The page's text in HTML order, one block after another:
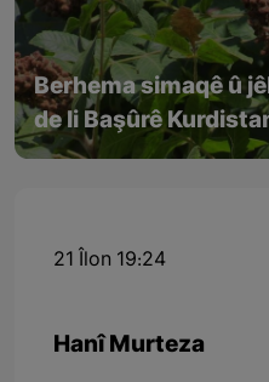
Berhema simaqê û
de li Başûrê
21 Îlon 19:24
Hanî Murteza